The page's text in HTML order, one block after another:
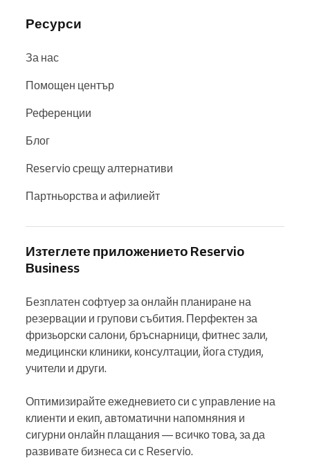
Ресурси
За нас
Помощен център
Референции
Блог
Reservio срещу алтернативи
Партньорства и афилиейт
Изтеглете приложението Reservio
Business
Безплатен софтуер за онлайн планиране на
резервации и групови събития. Перфектен за
фризьорски салони, бръснарници, фитнес зали,
медицински клиники, консултации, йога студия,
учители и други.
Оптимизирайте ежедневието си с управление на
клиенти и екип, автоматични напомняния и
сигурни онлайн плащания — всичко това, за да
развивате бизнеса си с Reservio.